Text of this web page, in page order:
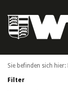
Filter